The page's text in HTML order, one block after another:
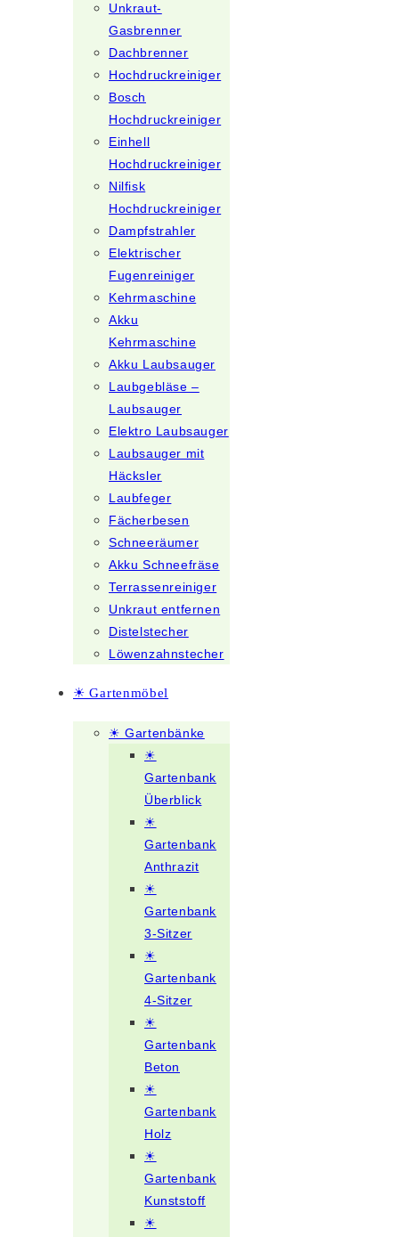
Unkraut-
Gasbrenner
Dachbrenner
Hochdruckreiniger
Bosch
Hochdruckreiniger
Einhell
Hochdruckreiniger
Nilfisk
Hochdruckreiniger
Dampfstrahler
Elektrischer
Fugenreiniger
Kehrmaschine
Akku
Kehrmaschine
Akku Laubsauger
Laubgebläse –
Laubsauger
Elektro Laubsauger
Laubsauger mit
Häcksler
Laubfeger
Fächerbesen
Schneeräumer
Akku Schneefräse
Terrassenreiniger
Unkraut entfernen
Distelstecher
Löwenzahnstecher
☀ Gartenmöbel
☀ Gartenbänke
☀
Gartenbank
Überblick
☀
Gartenbank
Anthrazit
☀
Gartenbank
3-Sitzer
☀
Gartenbank
4-Sitzer
☀
Gartenbank
Beton
☀
Gartenbank
Holz
☀
Gartenbank
Kunststoff
☀